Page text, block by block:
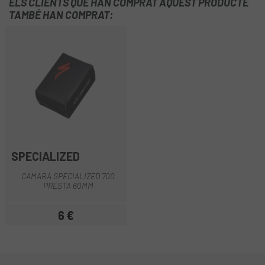
TAMBÉ HAN COMPRAT:
SPECIALIZED
CAMARA SPECIALIZED 700
PRESTA 60MM
Preu
6 €